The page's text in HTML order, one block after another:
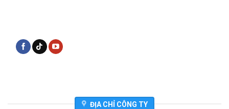
ĐỊA CHỈ CÔNG TY